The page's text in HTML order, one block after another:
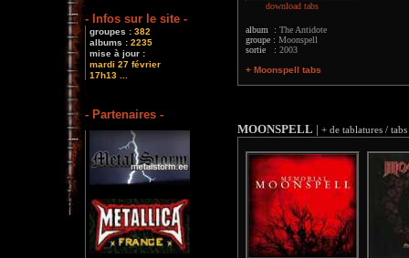
- Infos sur le site -
groupes : 382
albums : 2235
mise à jour :
mardi 27 février
17h13 ...
- Partenaires -
download tabs
album : The Antidote
groupe : Moonspell
sortie : 2003
+ Moonspell tabs
MOONSPELL | + de tablatures /